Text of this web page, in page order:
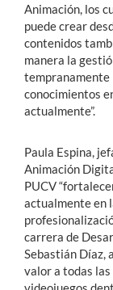
Animación, los
puede crear
contenidos
manera la
tempranamente
conocimientos
actualmente”.
Paula Espina,
Animación
PUCV
actualmente en
carrera de
Sebastián Díaz,
valor a todas